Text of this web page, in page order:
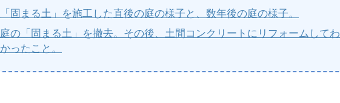
「固まる土」を施工した直後の庭の様子と、数年後の庭の様子。
庭の「固まる土」を撤去。その後、土間コンクリートにリフォームしてわ
かったこと。